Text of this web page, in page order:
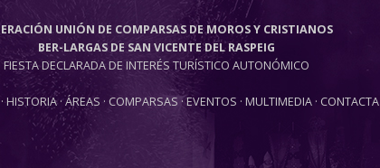
UNIÓN DE COMPARSAS DE MOROS Y CRISTIANOS
BER-LARGAS DE SAN VICENTE DEL RASPEIG
FIESTA DECLARADA DE INTERÉS TURÍSTICO AUTONÓMICO
·HISTORIA· ÁREAS · COMPARSAS ·EVENTOS · MULTIMEDIA· CONTACTA